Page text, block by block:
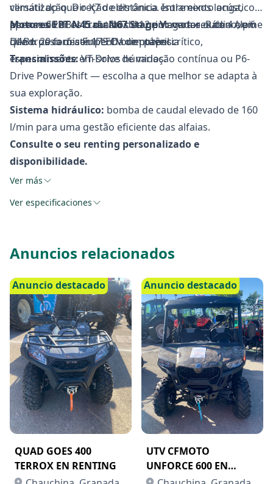
versátil do que o X7 de distância entre eixos longa,
para realizar os trabalhos de primavera e outono, em
que o peso desempenha um papel crítico,
especialmente em solos húmidos.
climatização. Direção eletrónica. Isolamento acústico:
apenas 66 dBA. Ecrã tátil de 12 polegadas. Rádio Alpine
DAB+. 20 faróis Full LED orientáveis.
Motores FPT N45 ou N67 Stage V:motores de 4 ou 6
cilindros com até 175 CV de potência
Transmissões:VT-Drive de variação contínua ou P6-
Drive PowerShift — escolha a que melhor se adapta à
sua exploração.
Sistema hidráulico: bomba de caudal elevado de 160
l/min para uma gestão eficiente das alfaias.
Consulte o seu renting personalizado e
disponibilidade.
Ver más
Ver especificaciones
Anuncios relacionados
Anuncio destacado
QUAD GOES 400
TERROX EN RENTING
Anuncio destacado
UTV CFMOTO
UNFORCE 600 EN
AQUILER CON OPCIÓN